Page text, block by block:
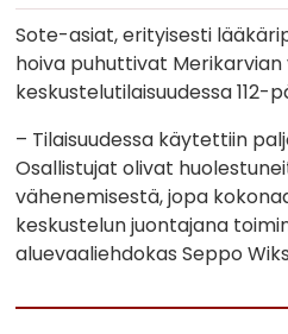
Sote-asiat, erityisesti
hoiva puhuttivat
keskustelutilaisuudessa 112-
– Tilaisuudessa käytettiin
Osallistujat olivat
vähenemisestä, jopa
keskustelun juontajana
aluevaaliehdokas Seppo